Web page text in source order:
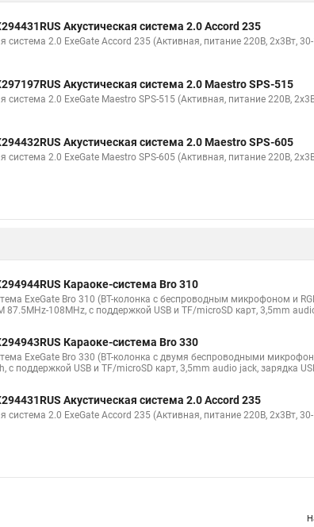
Акустическая система 2.0 Accord 235
система 2.0 ExeGate Accord 235 (Активная, питание 220В, 2х3Вт,
Акустическая система 2.0 Maestro SPS-515
система 2.0 ExeGate Maestro SPS-515 (Активная, питание 220В,
Акустическая система 2.0 Maestro SPS-605
система 2.0 ExeGate Maestro SPS-605 (Активная, питание 220В,
Караоке-система Bro 310
ExeGate Bro 310 (BT-колонка с беспроводным микрофоном и
87.5MHz-108MHz, с поддержкой USB и TF/microSD карт, 3,5mm
Караоке-система Bro 330
ExeGate Bro 330 (BT-колонка с двумя беспроводными
с поддержкой USB и TF/microSD карт, 3,5mm audio jack, зарядка
Акустическая система 2.0 Accord 235
система 2.0 ExeGate Accord 235 (Активная, питание 220В, 2х3Вт,